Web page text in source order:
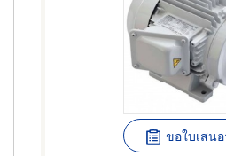
ขอใบเสน